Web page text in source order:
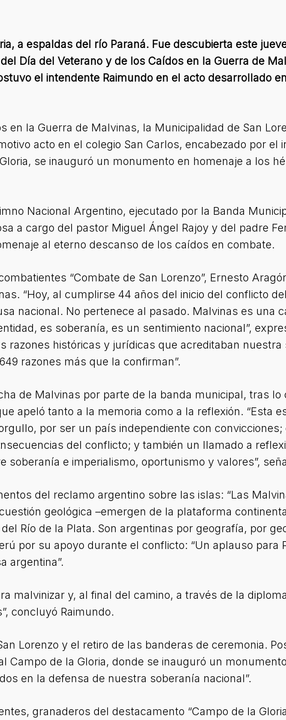
a espaldas del río Paraná. Fue descubierta este
Día del Veterano y de los Caídos en la Guerra de
el intendente Raimundo en el acto desarrollado
en la Guerra de Malvinas, la Municipalidad de San
acto en el colegio San Carlos, encabezado por el
se inauguró un monumento en homenaje a los
Nacional Argentino, ejecutado por la Banda
a cargo del pastor Miguel Ángel Rajoy y del padre
al eterno descanso de los caídos en combate.
“Combate de San Lorenzo”, Ernesto
“Hoy, al cumplirse 44 años del inicio del conflicto
nacional. No pertenece al pasado. Malvinas es una
es soberanía, es un sentimiento nacional”,
razones históricas y jurídicas que acreditaban nuestra
razones más que la confirman”.
de Malvinas por parte de la banda municipal, tras lo
apeló tanto a la memoria como a la reflexión. “Esta
por ser un país independiente con convicciones;
del conflicto; y también un llamado a
e imperialismo, oportunismo y valores”,
del reclamo argentino sobre las islas: “Las
geológica –emergen de la plataforma
Río de la Plata. Son argentinas por geografía, por
por su apoyo durante el conflicto: “Un aplauso para
argentina”.
malvinizar y, al final del camino, a través de la
concluyó Raimundo.
Lorenzo y el retiro de las banderas de ceremonia.
Campo de la Gloria, donde se inauguró un
en la defensa de nuestra soberanía nacional”.
granaderos del destacamento “Campo de la